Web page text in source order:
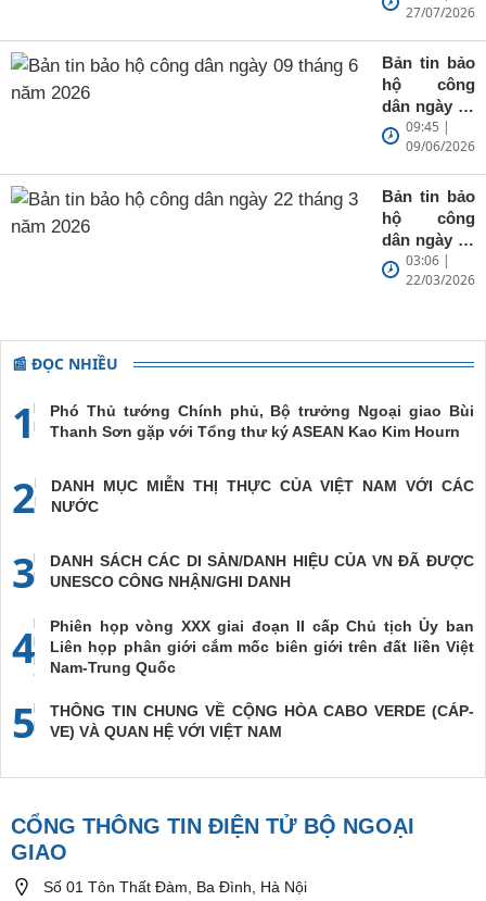
202627/07/2026
Bản tin bảo
hộ công
dân ngày 09
tháng 6 năm
2026
09:45 |
09/06/2026
Bản tin bảo
hộ công
dân ngày 22
tháng 3 năm
2026
03:06 |
22/03/2026
📰 ĐỌC NHIỀU
1
Phó Thủ tướng Chính phủ, Bộ trưởng Ngoại giao Bùi
Thanh Sơn gặp với Tổng thư ký ASEAN Kao Kim Hourn
2
DANH MỤC MIỄN THỊ THỰC CỦA VIỆT NAM VỚI CÁC
NƯỚC
3
DANH SÁCH CÁC DI SẢN/DANH HIỆU CỦA VN ĐÃ ĐƯỢC
UNESCO CÔNG NHẬN/GHI DANH
4
Phiên họp vòng XXX giai đoạn II cấp Chủ tịch Ủy ban
Liên họp phân giới cắm mốc biên giới trên đất liền Việt
Nam-Trung Quốc
5
THÔNG TIN CHUNG VỀ CỘNG HÒA CABO VERDE (CÁP-
VE) VÀ QUAN HỆ VỚI VIỆT NAM
CỔNG THÔNG TIN ĐIỆN TỬ BỘ NGOẠI
GIAO
Số 01 Tôn Thất Đàm, Ba Đình, Hà Nội